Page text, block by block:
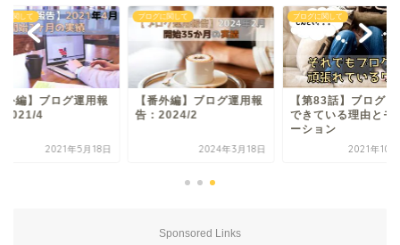
に関して
外編】ブログ運用報
2021/4
2021年5月18日
ブログに関して
【番外編】ブログ運用報
告：2024/2
2024年3月18日
ブログに関して
【第83話】ブログを
できている理由とモ
ーション
2021年10
Sponsored Links